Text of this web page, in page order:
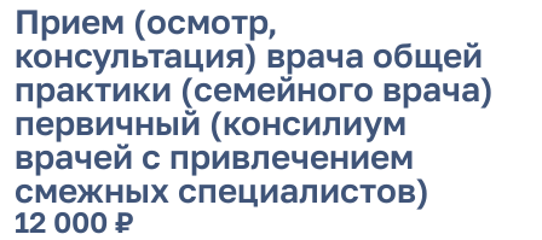
Прием (осмотр,
консультация) врача общей
практики (семейного врача)
первичный (консилиум
врачей с привлечением
смежных специалистов)
12 000 ₽